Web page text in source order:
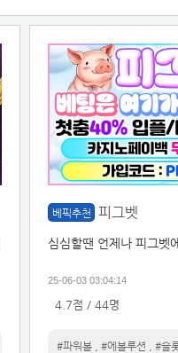
베픽추천 피그벳
심심할땐 언제나 피그벳
25-06-03 03:04:14
4.7점 / 44명
#파워볼 #에볼루션
#슬